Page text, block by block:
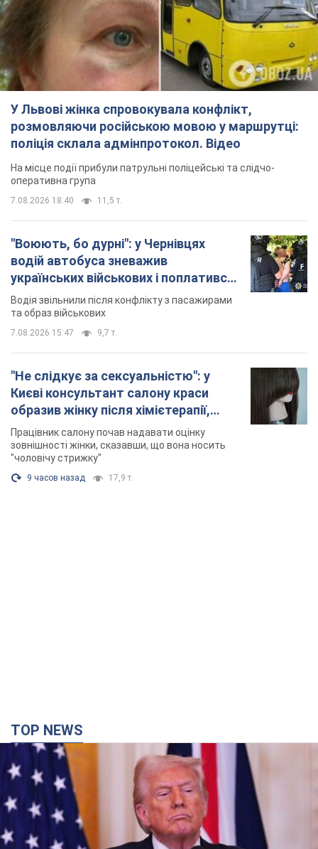
"Воюють, бо дурні": у Чернівцях
водій автобуса зневажив
українських військових і поплатився.
Відео
Водія звільнили після конфлікту з пасажирами
та образ військових
7.08.2026 15:47 9,7 т.
"Не слідкує за сексуальністю": у
Києві консультант салону краси
образив жінку після хімієтерапії,
розгорівся скандал. Фото
Працівник салону почав надавати оцінку
зовнішності жінки, сказавши, що вона носить
"чоловічу стрижку"
Кінець епохи "фактора Трампа": хто насправді
забезпечить Україні захист від російської
балістики. Інтерв’ю з Безсмертним
Володимир Зеленський зустрівся з українським дипломата
та окреслив нове бачення війни та ролі міжнародних
партнерів у боротьбі з Росією
6 минут назад